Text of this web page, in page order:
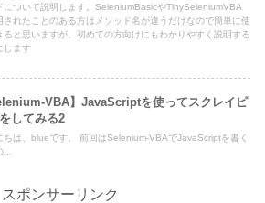
について説明します。SeleniumBasicやTinySeleniumVBA
されたことのある方はメソッド名が違うだけなので簡単に使
ると思いますが、初めての方向けにもわかりやすく説明する
します
VBA】JavaScriptを使ってスクレイピ
してみる2
ちは、blueです。 前回はSelenium-VBAでJavaScriptを書く
...
スポンサーリンク